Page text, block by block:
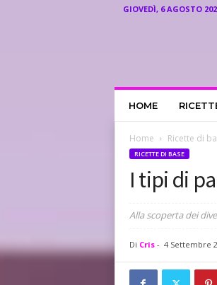
GIOVEDÌ, 6 AGOSTO
I
R
o
HOME
Home Ricette di
RICETTE DI BASE
I tipi di
Alla scoperta dei
Di Cris- 4 Settembre